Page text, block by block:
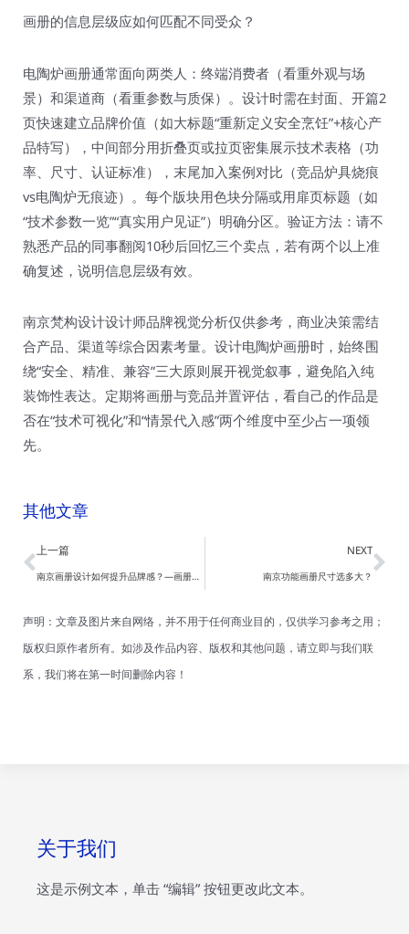
画册的信息层级应如何匹配不同受众？
电陶炉画册通常面向两类人：终端消费者（看重外观与场
景）和渠道商（看重参数与质保）。设计时需在封面、开篇2
页快速建立品牌价值（如大标题“重新定义安全烹饪”+核心产
品特写），中间部分用折叠页或拉页密集展示技术表格（功
率、尺寸、认证标准），末尾加入案例对比（竞品炉具烧痕
vs电陶炉无痕迹）。每个版块用色块分隔或用扉页标题（如
“技术参数一览”“真实用户见证”）明确分区。验证方法：请不
熟悉产品的同事翻阅10秒后回忆三个卖点，若有两个以上准
确复述，说明信息层级有效。
南京梵构设计设计师品牌视觉分析仅供参考，商业决策需结
合产品、渠道等综合因素考量。设计电陶炉画册时，始终围
绕“安全、精准、兼容”三大原则展开视觉叙事，避免陷入纯
装饰性表达。定期将画册与竞品并置评估，看自己的作品是
否在“技术可视化”和“情景代入感”两个维度中至少占一项领
先。
其他文章
Prev
上一篇
南京画册设计如何提升品牌感？—画册设计
NEXT
南京功能画册尺寸选多大？
声明：文章及图片来自网络，并不用于任何商业目的，仅供学习参考之用；
版权归原作者所有。如涉及作品内容、版权和其他问题，请立即与我们联
系，我们将在第一时间删除内容！
关于我们
这是示例文本，单击 “编辑” 按钮更改此文本。